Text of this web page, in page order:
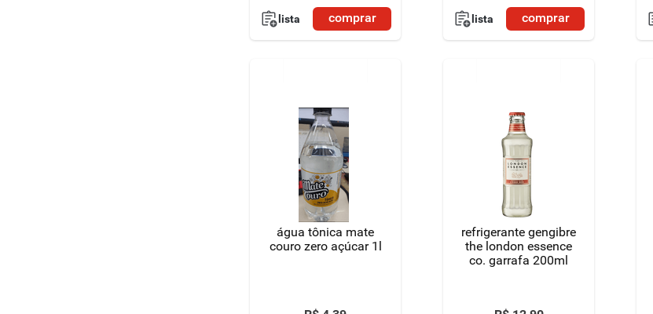
lista comprar lista comprar
água tônica mate
couro zero açúcar 1l
refrigerante gengibre
the london essence
co. garrafa 200ml